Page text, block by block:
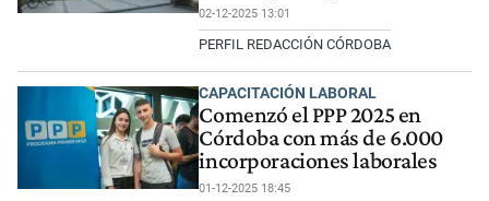
02-12-2025 13:01
PERFIL REDACCIÓN CÓRDOBA
CAPACITACIÓN LABORAL
Comenzó el PPP 2025 en
Córdoba con más de 6.000
incorporaciones laborales
01-12-2025 18:45